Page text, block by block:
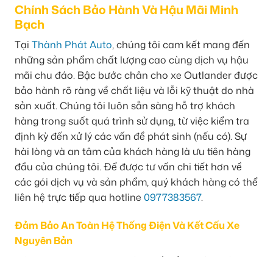
Chính Sách Bảo Hành Và Hậu Mãi Minh
Bạch
Tại Thành Phát Auto, chúng tôi cam kết mang đến
những sản phẩm chất lượng cao cùng dịch vụ hậu
mãi chu đáo. Bậc bước chân cho xe Outlander được
bảo hành rõ ràng về chất liệu và lỗi kỹ thuật do nhà
sản xuất. Chúng tôi luôn sẵn sàng hỗ trợ khách
hàng trong suốt quá trình sử dụng, từ việc kiểm tra
định kỳ đến xử lý các vấn đề phát sinh (nếu có). Sự
hài lòng và an tâm của khách hàng là ưu tiên hàng
đầu của chúng tôi. Để được tư vấn chi tiết hơn về
các gói dịch vụ và sản phẩm, quý khách hàng có thể
liên hệ trực tiếp qua hotline 0977383567.
Đảm Bảo An Toàn Hệ Thống Điện Và Kết Cấu Xe
Nguyên Bản